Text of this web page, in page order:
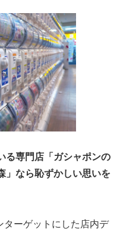
る専門店「ガシャポンの
」なら恥ずかしい思いを
ターゲットにした店内デ